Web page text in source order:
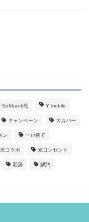
Softbank光 Y!mobile
キャンペーン スカパー
ン 一戸建て
光コラボ 光コンセント
新築 解約